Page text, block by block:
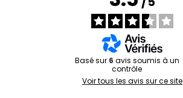
Basé sur 6 avis soumis à un
contrôle
Voir tous les avis sur ce site